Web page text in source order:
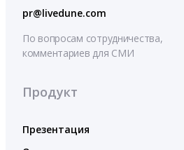
pr@livedune.com
По вопросам сотрудничества,
комментариев для СМИ
Продукт
Презентация